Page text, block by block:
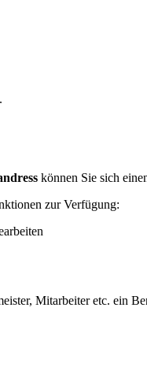
können Sie sich
zur Verfügung:
Mitarbeiter etc. ein